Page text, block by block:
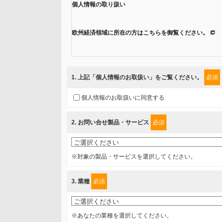
個人情報の取り扱い
欧州経済領域に所在の方はこちらを御覧ください。
ご入力頂いたお客様の情報は、個人情報保護方針に則
得たいと存じますので、宜しくお願い申し上げます。
富士ソフト株式会社
個人情報保護管理担当役員
〒231-8008 神奈川県横浜市中区桜木町1-1
1. 上記「個人情報のお取扱い」をご覧ください。 必須
個人情報のお取扱いに同意する
2. お問い合せ製品・サービス 必須
※対象の製品・サービスを選択してください。
3. 業種 必須
※あなたの業種を選択してください。